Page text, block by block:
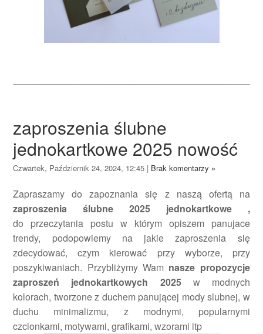
zaproszenia ślubne
jednokartkowe 2025 nowość
Czwartek, Październik 24, 2024, 12:45 | Brak komentarzy »
Zapraszamy do zapoznania się z naszą ofertą na
zaproszenia ślubne 2025 jednokartkowe ,
do
przeczytania postu w którym opiszem panujace
trendy, podopowiemy na jakie zaproszenia się
zdecydować, czym kierować przy wyborze, przy
poszykiwaniach. Przybliżymy Wam nasze propozycje
zaproszeń jednokartkowych 2025 w modnych
kolorach, tworzone z duchem panującej mody slubnej, w
duchu minimalizmu, z modnymi, popularnymi
czcionkami, motywami, grafikami, wzorami itp